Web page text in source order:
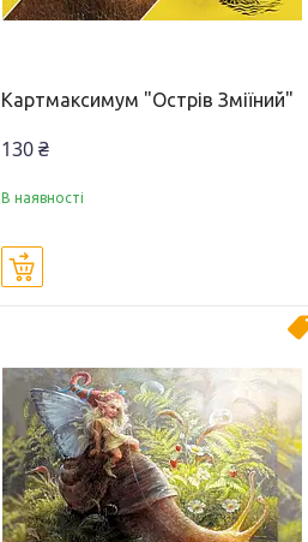
Картмаксимум "Острів Зміїний"
130 ₴
В наявності